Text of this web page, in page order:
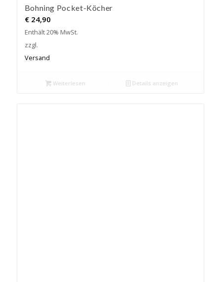
Bohning Pocket-Köcher
€24,90
Enthält 20% MwSt.
zzgl.
Versand
Weiterlesen Details anzeigen